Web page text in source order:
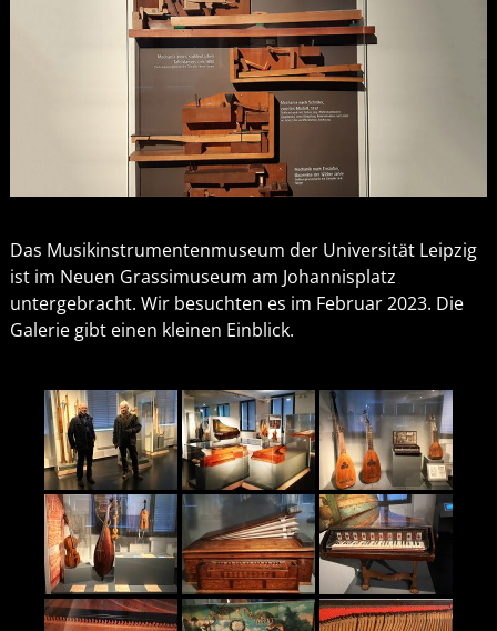
Das Musikinstrumentenmuseum der Universität Leipzig
ist im Neuen Grassimuseum am Johannisplatz
untergebracht. Wir besuchten es im Februar 2023. Die
Galerie gibt einen kleinen Einblick.